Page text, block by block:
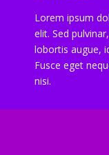
Lorem ipsum
elit. Sed
lobortis augue,
Fusce eget
nisi.